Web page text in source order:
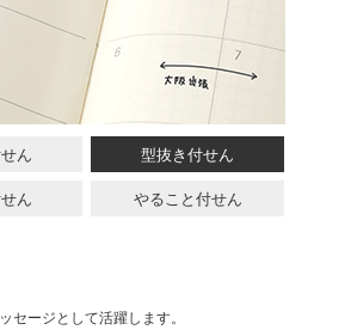
ん 型抜き付せん
ん やること付せん
セージとして活躍します。